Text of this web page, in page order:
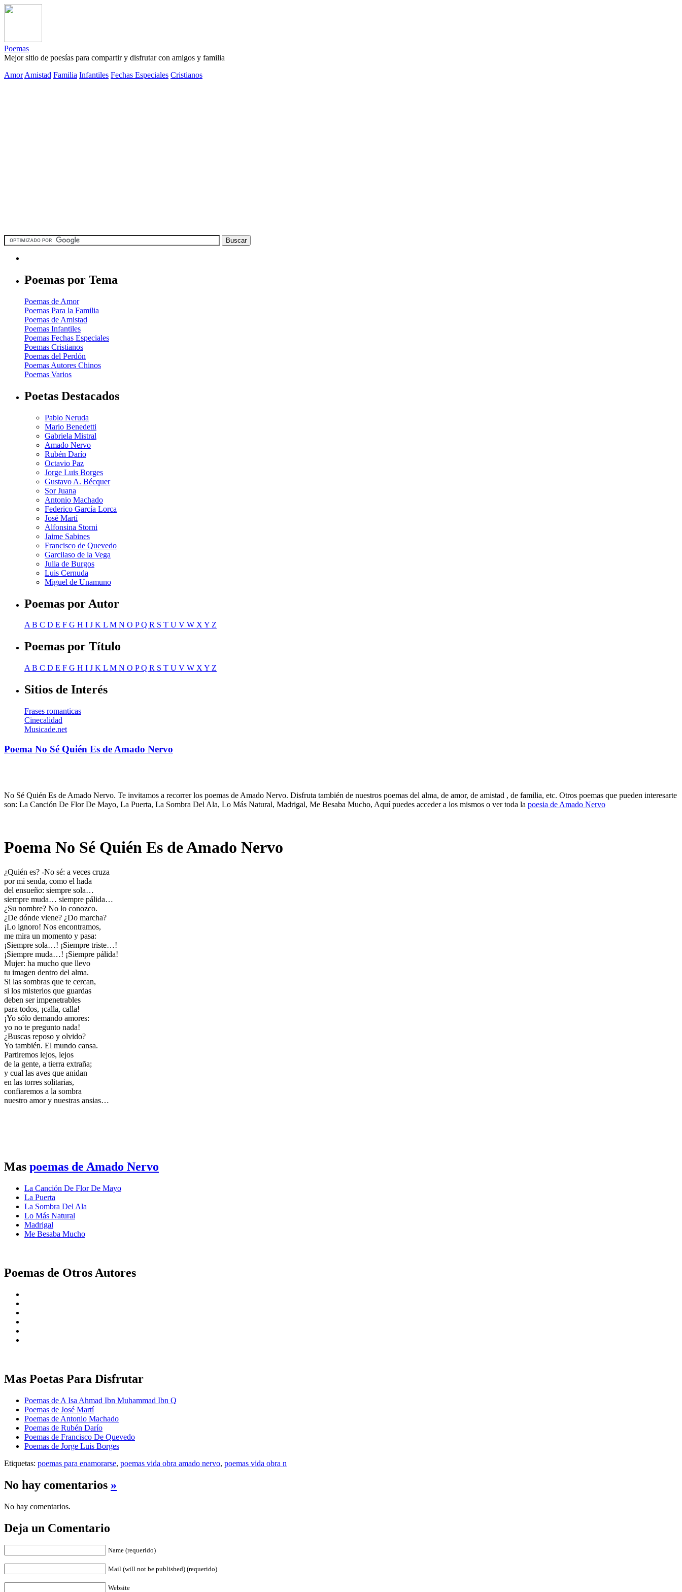
Poemas
Mejor sitio de poesías para compartir y disfrutar con amigos y familia
Amor Amistad Familia Infantiles Fechas Especiales Cristianos
Poemas por Tema
Poemas de Amor
Poemas Para la Familia
Poemas de Amistad
Poemas Infantiles
Poemas Fechas Especiales
Poemas Cristianos
Poemas del Perdón
Poemas Autores Chinos
Poemas Varios
Poetas Destacados
Pablo Neruda
Mario Benedetti
Gabriela Mistral
Amado Nervo
Rubén Darío
Octavio Paz
Jorge Luis Borges
Gustavo A. Bécquer
Sor Juana
Antonio Machado
Federico García Lorca
José Martí
Alfonsina Storni
Jaime Sabines
Francisco de Quevedo
Garcilaso de la Vega
Julia de Burgos
Luis Cernuda
Miguel de Unamuno
Poemas por Autor
AB C D E F G H I J K L M N O PQ R S T U V W XY Z
Poemas por Título
A B C D E F G H I J K L M N O PQ R S T U V W X Y Z
Sitios de Interés
Frases romanticas
Cinecalidad
Musicade.net
Poema No Sé Quién Es de Amado Nervo
No Sé Quién Es de Amado Nervo. Te invitamos a recorrer los poemas de Amado Nervo. Disfruta también de nuestros poemas del alma, de amor, de amistad , de familia, etc. Otros poemas que pueden interesarte
son: La Canción De Flor De Mayo, La Puerta, La Sombra Del Ala, Lo Más Natural, Madrigal, Me Besaba Mucho, Aquí puedes acceder a los mismos o ver toda la poesia de Amado Nervo
Poema No Sé Quién Es de Amado Nervo
¿Quién es? -No sé: a veces cruza
por mi senda, como el hada
del ensueño: siempre sola…
siempre muda… siempre pálida…
¿Su nombre? No lo conozco.
¿De dónde viene? ¿Do marcha?
¡Lo ignoro! Nos encontramos,
me mira un momento y pasa:
¡Siempre sola…! ¡Siempre triste…!
¡Siempre muda…! ¡Siempre pálida!
Mujer: ha mucho que llevo
tu imagen dentro del alma.
Si las sombras que te cercan,
si los misterios que guardas
deben ser impenetrables
para todos, ¡calla, calla!
¡Yo sólo demando amores:
yo no te pregunto nada!
¿Buscas reposo y olvido?
Yo también. El mundo cansa.
Partiremos lejos, lejos
de la gente, a tierra extraña;
y cual las aves que anidan
en las torres solitarias,
confiaremos a la sombra
nuestro amor y nuestras ansias…
Mas poemas de Amado Nervo
La Canción De Flor De Mayo
La Puerta
La Sombra Del Ala
Lo Más Natural
Madrigal
Me Besaba Mucho
Poemas de Otros Autores
Mas Poetas Para Disfrutar
Poemas de A Isa Ahmad Ibn Muhammad Ibn Q
Poemas de José Martí
Poemas de Antonio Machado
Poemas de Rubén Darío
Poemas de Francisco De Quevedo
Poemas de Jorge Luis Borges
Etiquetas: poemas para enamorarse, poemas vida obra amado nervo, poemas vida obra n
No hay comentarios »
No hay comentarios.
Deja un Comentario
Name (requerido)
Mail (will not be published) (requerido)
Website